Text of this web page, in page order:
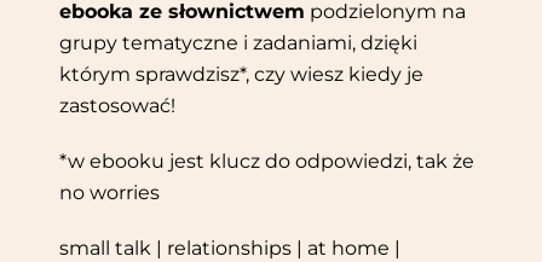
ebooka ze słownictwem podzielonym na
grupy tematyczne i zadaniami, dzięki
którym sprawdzisz*, czy wiesz kiedy je
zastosować!
*w ebooku jest klucz do odpowiedzi, tak że
no worries
small talk | relationships | at home |